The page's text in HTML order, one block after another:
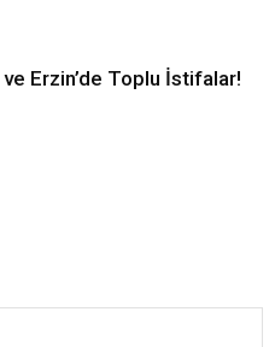
Erzin’de Toplu İstifalar!